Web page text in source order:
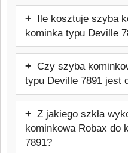
Szyba kominkowa
typu Deville 7891
mm.
Ile kosztuje szyba
kominka typu Deville
Cena: 320,63 zł
Czy szyba
typu Deville 7891 jest
Produkt jest
zamówienie,
magazynowym
Z jakiego szkła
kominkowa Robax do
7891?